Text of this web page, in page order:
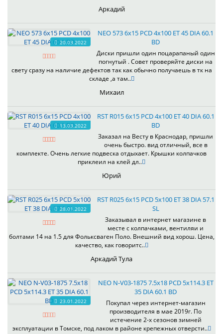
Аркадий
20.03.2022
NEO 573 6x15 PCD 4x100 ET 45 DIA 60.1
BD
Диски пришли один поцарапаный один
погнутый . Совет проверяйте диски на
свету сразу на наличие дефектов так как обычно получаешь в тк на
складе ,а там..
Михаил
13.03.2022
RST R015 6x15 PCD 4x100 ET 40 DIA 60.1
BD
Заказал на Весту в Краснодар, пришли
очень быстро. вид отличный, все в
комплекте. Очень легкие подвеска отдыхает. Крышки колпачков
приклеил на клей дл..
Юрий
28.01.2022
RST R025 6x15 PCD 5x100 ET 38 DIA 57.1
SL
Заказывал в интернет магазине в
месте с колпачками, вентиляи и
болтами 14 на 1.5 для Фольксваген Поло. Внешний вид хорош. Цена,
качество, как говоритс..
Аркадий Тула
23.01.2022
NEO N-V03-1875 7.5x18 PCD 5x114.3 ET
35 DIA 60.1 BD
Покупал через интернет-магазин
производителя в мае 2019г. По
истечение 2-х сезонов зимней
эксплуатации в Томске, под лаком в районе крепежных отверсти..